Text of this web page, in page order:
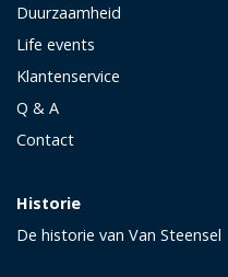
Duurzaamheid
Life events
Klantenservice
Q & A
Contact
Historie
De historie van Van Steensel